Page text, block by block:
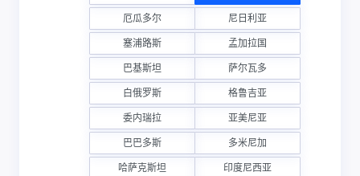
厄瓜多尔 尼日利亚
塞浦路斯 孟加拉国
巴基斯坦 萨尔瓦多
白俄罗斯 格鲁吉亚
委内瑞拉 亚美尼亚
巴巴多斯 多米尼加
哈萨克斯坦 印度尼西亚